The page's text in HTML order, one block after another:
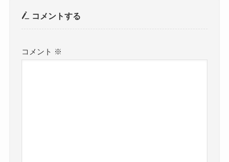
コメントする
コメント ※